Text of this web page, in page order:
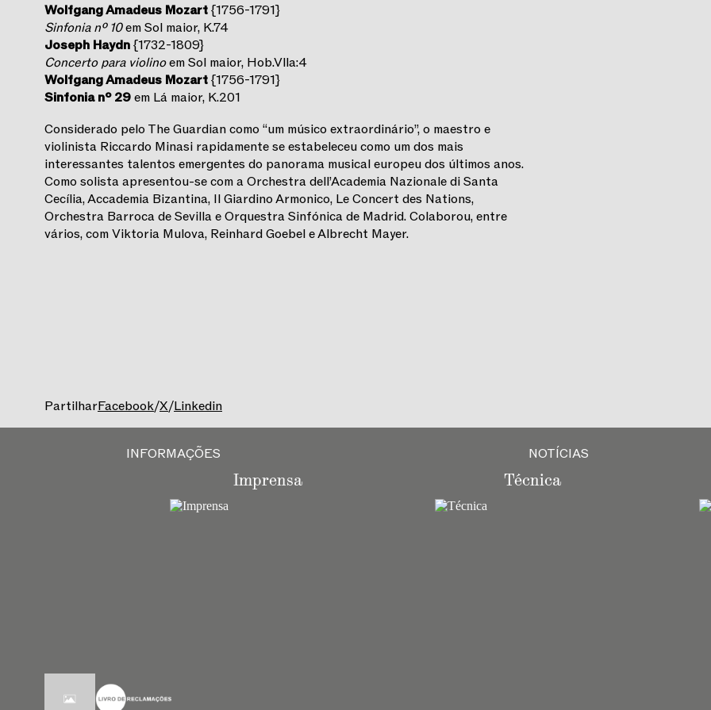
Wolfgang Amadeus Mozart{1756-1791}
Sinfonia nº 10em Sol maior, K.74
Joseph Haydn{1732-1809}
Concerto para violinoem Sol maior, Hob.Vlla:4
Wolfgang Amadeus Mozart{1756-1791}
Sinfonia nº 29em Lá maior, K.201
Considerado pelo The Guardian como “um músico extraordinário”, o maestro e
violinista Riccardo Minasi rapidamente se estabeleceu como um dos mais
interessantes talentos emergentes do panorama musical europeu dos últimos anos.
Como solista apresentou-se com a Orchestra dell’Academia Nazionale di Santa
Cecília, Accademia Bizantina, Il Giardino Armonico, Le Concert des Nations,
Orchestra Barroca de Sevilla e Orquestra Sinfónica de Madrid. Colaborou, entre
vários, com Viktoria Mulova, Reinhard Goebel e Albrecht Mayer.
PartilharFacebook/X/Linkedin
INFORMAÇÕES NOTÍCIAS
Imprensa Técnica